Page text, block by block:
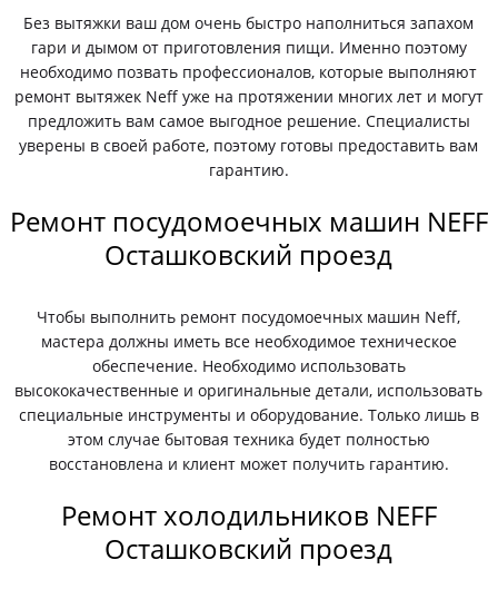
Без вытяжки ваш дом очень быстро наполниться запахом
гари и дымом от приготовления пищи. Именно поэтому
необходимо позвать профессионалов, которые выполняют
ремонт вытяжек Neff уже на протяжении многих лет и могут
предложить вам самое выгодное решение. Специалисты
уверены в своей работе, поэтому готовы предоставить вам
гарантию.
Ремонт посудомоечных машин NEFF
Осташковский проезд
Чтобы выполнить ремонт посудомоечных машин Neff,
мастера должны иметь все необходимое техническое
обеспечение. Необходимо использовать
высококачественные и оригинальные детали, использовать
специальные инструменты и оборудование. Только лишь в
этом случае бытовая техника будет полностью
восстановлена и клиент может получить гарантию.
Ремонт холодильников NEFF
Осташковский проезд